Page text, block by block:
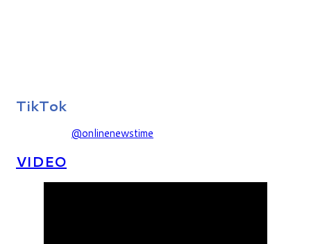
TikTok
@onlinenewstime
VIDEO